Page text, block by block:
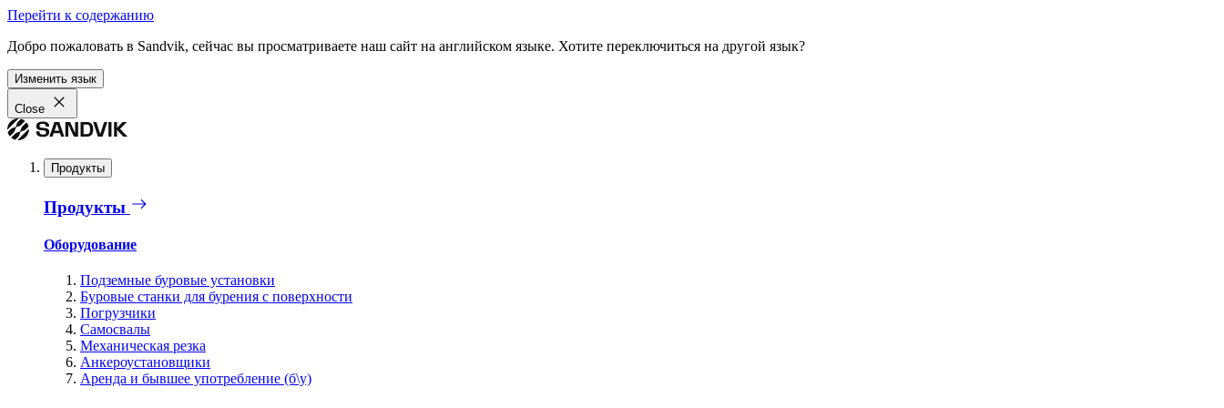
Перейти к содержанию
Добро пожаловать в Sandvik, сейчас вы просматриваете наш сайт на английском языке. Хотите переключиться на другой язык?
Изменить язык
Close
Продукты
Продукты
Оборудование
Подземные буровые установки
Буровые станки для бурения с поверхности
Погрузчики
Самосвалы
Механическая резка
Анкероустановщики
Аренда и бывшее употребление (б\у)